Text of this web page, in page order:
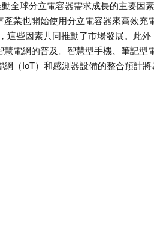
全球分立電容器需求成長的主要因
業也開始使用分立電容器來高效充
些因素共同推動了市場發展。此外
電網的普及。智慧型手機、筆記型
（IoT）和感測器設備的整合預計